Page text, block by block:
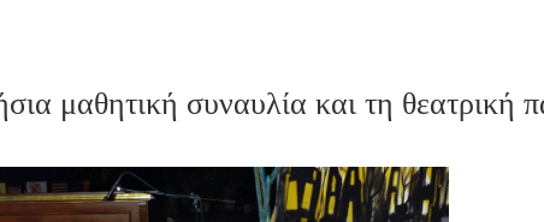
μαθητική συναυλία και τη θεατρική